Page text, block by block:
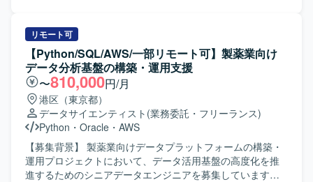
て頂きます。
準機能とアドオン機能の両面から要件整理や設計・検証に
携わることで、上流工程から一連のプロセスを経験できる
点が魅力です。 【開発環境】 SAP S/4HANA環境上でのCO
およびPPモジュール、ABAPによるアドオン開発・デバッグ
を行う構成となっています。
を実施いたします。ユーザとの調整やベンダーコントロー
ルを行いながら、システムの安定稼働と改善を進めていた
だきます。 【求める人物像】 コミュニケーションを取りな
がらユーザやベンダーと円滑に調整ができる方を求めてお
ります。長期的な参画を前提に、業務を通じてSAPをはじ
めとした新しい技術習得に前向きに取り組んでいただける
方が望ましいです。 【ポジションの魅力】 大手企業向け物
流システムの保守開発に携わることで、業務知見とシステ
ム運用・改善の両面で経験を積むことができます。外部シ
ステムとのデータ連携やユーザ調整など、上流から下流ま
で幅広い工程に関わることでスキルの幅を広げていただけ
リモート可
【Python/SQL/AWS/一部リモート可】製薬業向け
データ分析基盤の構築・運用支援
〜810,000円/月
港区（東京都）
データサイエンティスト (業務委託・フリーランス)
Python ・ Oracle ・ AWS
【募集背景】 製薬業向けデータプラットフォームの構築・
運用プロジェクトにおいて、データ活用基盤の高度化を推
進するためのシニアデータエンジニアを募集しています。